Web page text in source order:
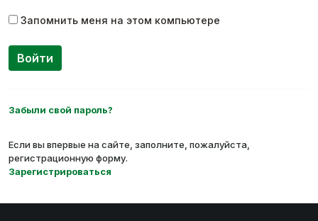
Запомнить меня на этом компьютере
Забыли свой пароль?
Если вы впервые на сайте, заполните, пожалуйста,
регистрационную форму.
Зарегистрироваться